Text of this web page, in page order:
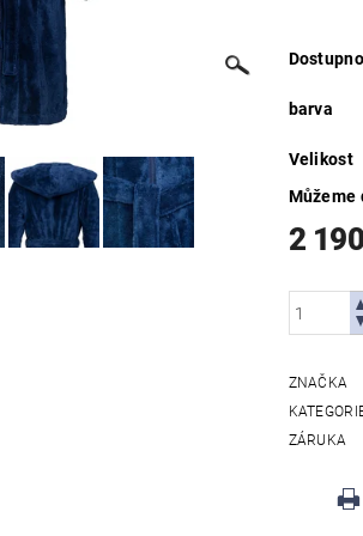
barva
Velikost
Můžeme
2
ZNAČKA
ZÁRUKA